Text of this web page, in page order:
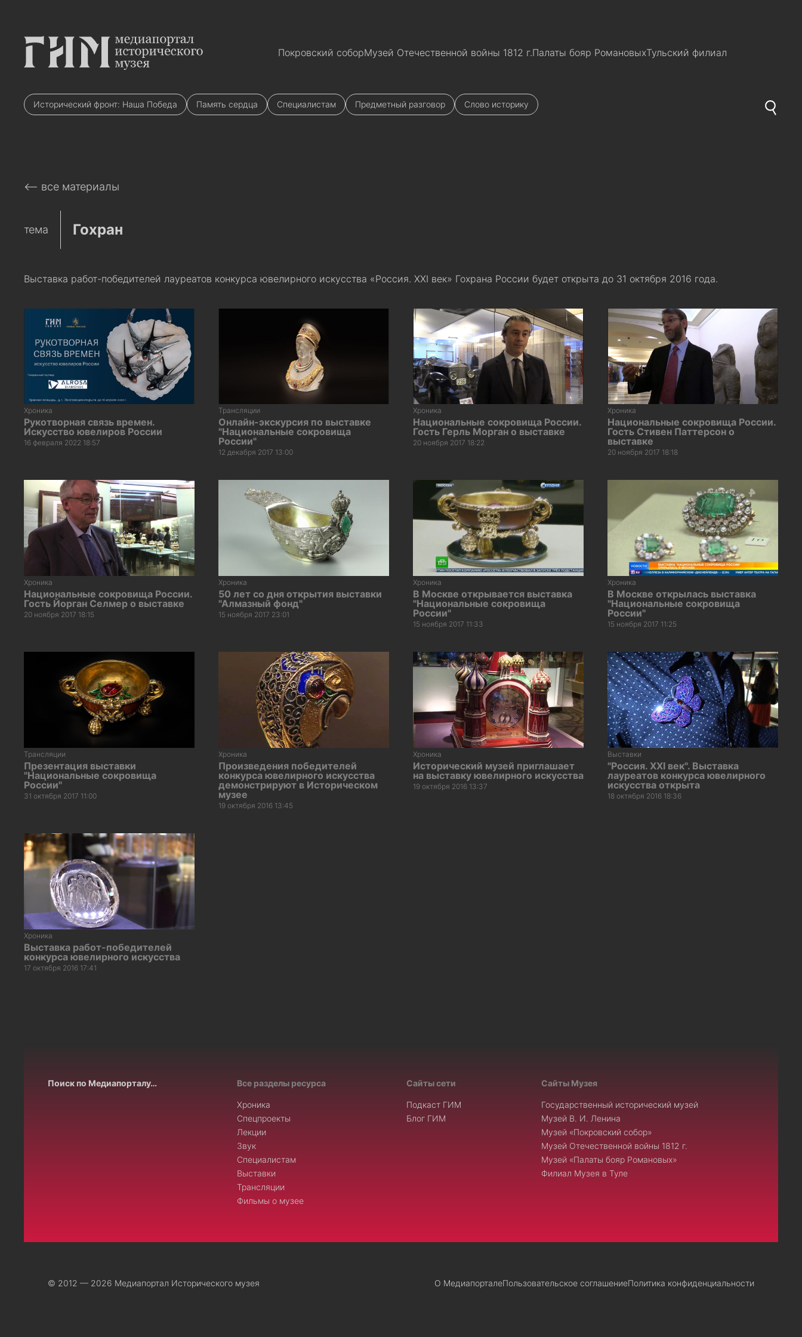
Покровский соборМузей Отечественной войны 1812 г.Палаты бояр РомановыхТульский филиал
Исторический фронт: Наша Победа Память сердца Специалистам Предметный разговор Слово историку
⟵ все материалы
тема Гохран
Выставка работ-победителей лауреатов конкурса ювелирного искусства «Россия. XXI век» Гохрана России будет открыта до 31 октября 2016 года.
Хроника
Рукотворная связь времен.
Искусство ювелиров России
16 февраля 2022 18:57
Трансляции
Онлайн-экскурсия по выставке
"Национальные сокровища
России"
12 декабря 2017 13:00
Хроника
Национальные сокровища России.
Гость Герль Морган о выставке
20 ноября 2017 18:22
Хроника
Национальные сокровища России.
Гость Стивен Паттерсон о
выставке
20 ноября 2017 18:18
Хроника
Национальные сокровища России.
Гость Йорган Селмер о выставке
20 ноября 2017 18:15
Хроника
50 лет со дня открытия выставки
"Алмазный фонд"
15 ноября 2017 23:01
Хроника
В Москве открывается выставка
"Национальные сокровища
России"
15 ноября 2017 11:33
Хроника
В Москве открылась выставка
"Национальные сокровища
России"
15 ноября 2017 11:25
Трансляции
Презентация выставки
"Национальные сокровища
России"
31 октября 2017 11:00
Хроника
Произведения победителей
конкурса ювелирного искусства
демонстрируют в Историческом
музее
19 октября 2016 13:45
Хроника
Исторический музей приглашает
на выставку ювелирного искусства
19 октября 2016 13:37
Выставки
"Россия. XXI век". Выставка
лауреатов конкурса ювелирного
искусства открыта
18 октября 2016 18:36
Хроника
Выставка работ-победителей
конкурса ювелирного искусства
17 октября 2016 17:41
Поиск по Медиапорталу… Все разделы ресурса
Хроника
Спецпроекты
Лекции
Звук
Специалистам
Выставки
Трансляции
Фильмы о музее
Сайты сети
Подкаст ГИМ
Блог ГИМ
Сайты Музея
Государственный исторический музей
Музей В. И. Ленина
Музей «Покровский собор»
Музей Отечественной войны 1812 г.
Музей «Палаты бояр Романовых»
Филиал Музея в Туле
© 2012 — 2026 Медиапортал Исторического музея О МедиапорталеПользовательское соглашениеПолитика конфиденциальности